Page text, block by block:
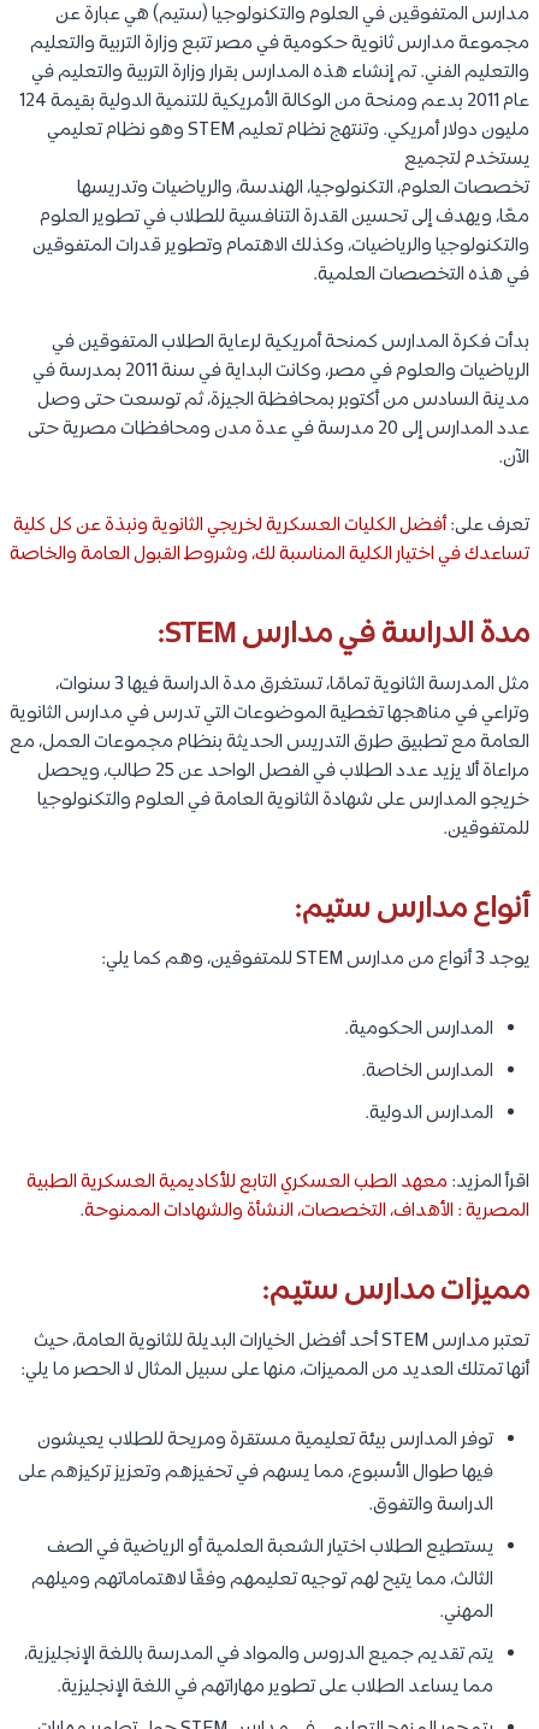
مدارس المتفوقين في العلوم والتكنولوجيا (ستيم) هي عبارة عن
مجموعة مدارس ثانوية حكومية في مصر تتبع وزارة التربية والتعليم
والتعليم الفني. تم إنشاء هذه المدارس بقرار وزارة التربية والتعليم في
عام 2011 بدعم ومنحة من الوكالة الأمريكية للتنمية الدولية بقيمة 124
مليون دولار أمريكي. وتنتهج نظام تعليم STEM وهو نظام تعليمي
يستخدم لتجميع
تخصصات العلوم، التكنولوجيا، الهندسة، والرياضيات وتدريسها
معًا، ويهدف إلى تحسين القدرة التنافسية للطلاب في تطوير العلوم
والتكنولوجيا والرياضيات، وكذلك الاهتمام وتطوير قدرات المتفوقين
في هذه التخصصات العلمية.
بدأت فكرة المدارس كمنحة أمريكية لرعاية الطلاب المتفوقين في
الرياضيات والعلوم في مصر، وكانت البداية في سنة 2011 بمدرسة في
مدينة السادس من أكتوبر بمحافظة الجيزة، ثم توسعت حتى وصل
عدد المدارس إلى 20 مدرسة في عدة مدن ومحافظات مصرية حتى
الآن.
تعرف على:أفضل الكليات العسكرية لخريجي الثانوية ونبذة عن كل كلية
تساعدك في اختيار الكلية المناسبة لك، وشروط القبول العامة والخاصة
مدة الدراسة في مدارس STEM:
مثل المدرسة الثانوية تمامًا، تستغرق مدة الدراسة فيها 3 سنوات،
وتراعي في مناهجها تغطية الموضوعات التي تدرس في مدارس الثانوية
العامة مع تطبيق طرق التدريس الحديثة بنظام مجموعات العمل، مع
مراعاة ألا يزيد عدد الطلاب في الفصل الواحد عن 25 طالب، ويحصل
خريجو المدارس على شهادة الثانوية العامة في العلوم والتكنولوجيا
للمتفوقين.
أنواع مدارس ستيم:
يوجد 3 أنواع من مدارس STEM للمتفوقين، وهم كما يلي:
المدارس الحكومية.
المدارس الخاصة.
المدارس الدولية.
اقرأ المزيد: معهد الطب العسكري التابع للأكاديمية العسكرية الطبية
المصرية : الأهداف، التخصصات، النشأة والشهادات الممنوحة.
مميزات مدارس ستيم:
تعتبر مدارس STEM أحد أفضل الخيارات البديلة للثانوية العامة، حيث
أنها تمتلك العديد من المميزات، منها على سبيل المثال لا الحصر ما يلي:
توفر المدارس بيئة تعليمية مستقرة ومريحة للطلاب يعيشون
فيها طوال الأسبوع، مما يسهم في تحفيزهم وتعزيز تركيزهم على
الدراسة والتفوق.
يستطيع الطلاب اختيار الشعبة العلمية أو الرياضية في الصف
الثالث، مما يتيح لهم توجيه تعليمهم وفقًا لاهتماماتهم وميلهم
المهني.
يتم تقديم جميع الدروس والمواد في المدرسة باللغة الإنجليزية،
مما يساعد الطلاب على تطوير مهاراتهم في اللغة الإنجليزية.